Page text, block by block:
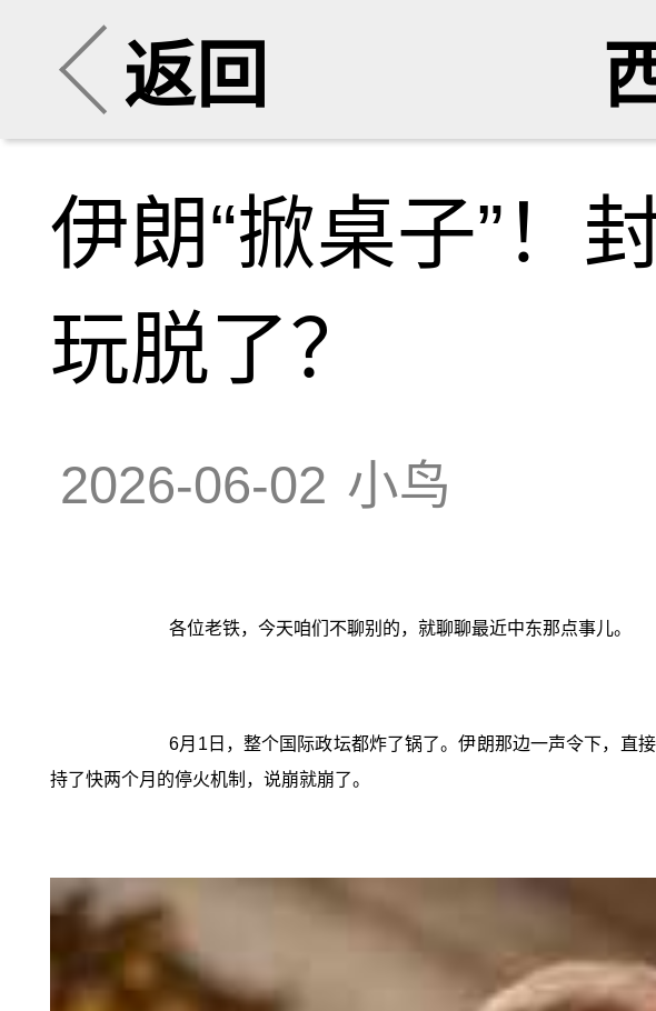
返回
伊朗“掀桌子”！
玩脱了？
2026-06-02 小鸟
各位老铁，今天咱们不聊别的，就聊聊最近中东那点事儿。
6月1日，整个国际政坛都炸了锅了。伊朗那边一声令下，
持了快两个月的停火机制，说崩就崩了。